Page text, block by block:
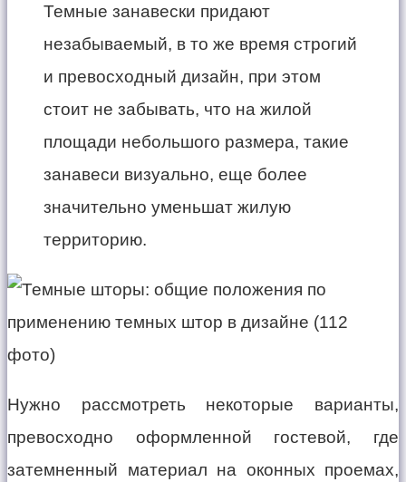
Темные занавески придают
незабываемый, в то же время строгий
и превосходный дизайн, при этом
стоит не забывать, что на жилой
площади небольшого размера, такие
занавеси визуально, еще более
значительно уменьшат жилую
территорию.
Нужно рассмотреть некоторые варианты,
превосходно оформленной гостевой, где
затемненный материал на оконных проемах,